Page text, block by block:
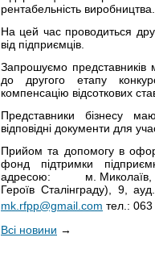
рентабельність виробництва.
На цей час проводиться
від підприємців.
Запрошуємо представників
до другого етапу
компенсацію відсоткових
Представники бізнесу
відповідні документи для
Прийом та допомогу в
фонд підтримки
адресою: м. Миколаїв,
Героїв Сталінграду), 9,
mk.rfpp@gmail.com тел.:
Всі новини →